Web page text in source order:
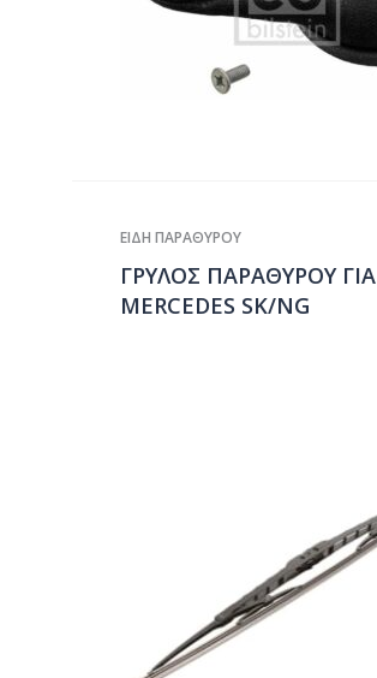
ΕΙΔΗ ΠΑΡΑΘΥΡΟΥ
ΓΡΥΛΟΣ ΠΑΡΑΘΥΡΟΥ ΓΙΑ
MERCEDES SK/NG